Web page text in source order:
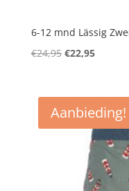
6-12 mnd Lässig
€24,95
€24,95.
€22,95Huidige
€22,95.
Aanbieding!